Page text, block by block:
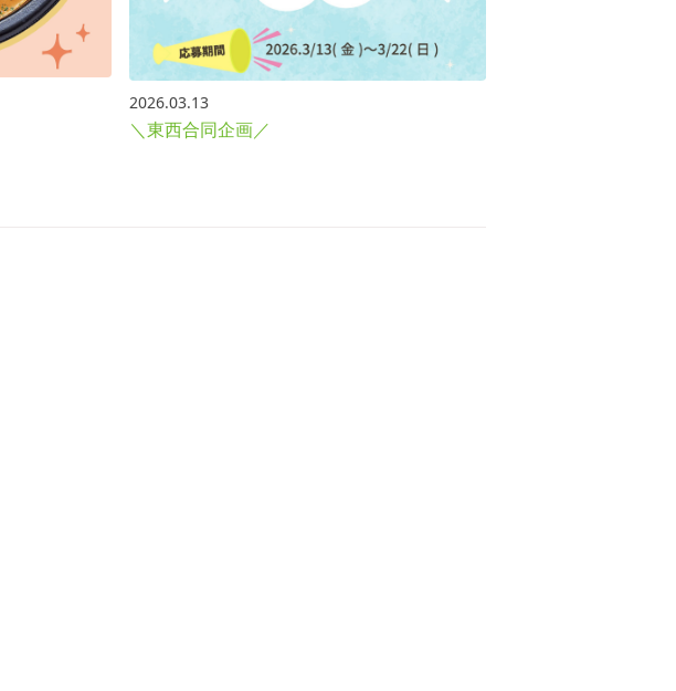
2026.03.13
＼東西合同企画／